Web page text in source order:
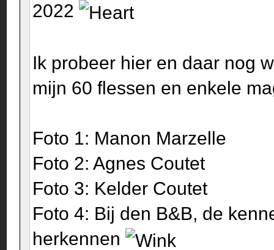
2022
Ik probeer hier en daar nog
mijn 60 flessen en enkele
Foto 1: Manon Marzelle
Foto 2: Agnes Coutet
Foto 3: Kelder Coutet
Foto 4: Bij den B&B, de
herkennen